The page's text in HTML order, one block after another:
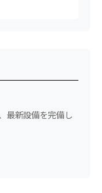
最新設備を完備し